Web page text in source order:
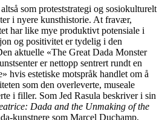
som proteststrategi og sosiokulturelt
i nyere kunsthistorie. At fravær,
har like mye produktivt potensiale i
og positivitet er tydelig i den
aktuelle «The Great Dada Monster
er nettopp sentrert rundt en
hvis estetiske motspråk handlet om å
som den overleverte, museale
i filler. Som Jed Rasula beskriver i sin
Dada and the Unmaking of the
kunstnere som Marcel Duchamp,